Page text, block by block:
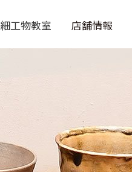
細工物教室 店舗情報
店舗情報
呂藝ブログ